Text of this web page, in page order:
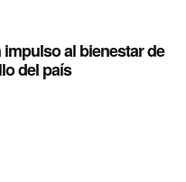
al bienestar de
del país